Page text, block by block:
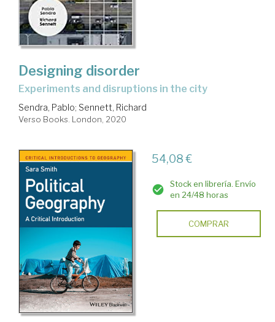
Designing disorder
Experiments and disruptions in the city
Sendra, Pablo; Sennett, Richard
Verso Books. London, 2020
54,08 €
Stock en librería. Envío
en 24/48 horas
COMPRAR